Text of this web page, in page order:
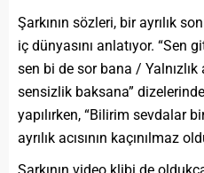
Şarkının sözleri, bir ayrılık
iç dünyasını anlatıyor. “Sen
sen bi de sor bana / Yalnızlık
sensizlik baksana” dizelerinde
yapılırken, “Bilirim sevdalar
ayrılık acısının kaçınılmaz